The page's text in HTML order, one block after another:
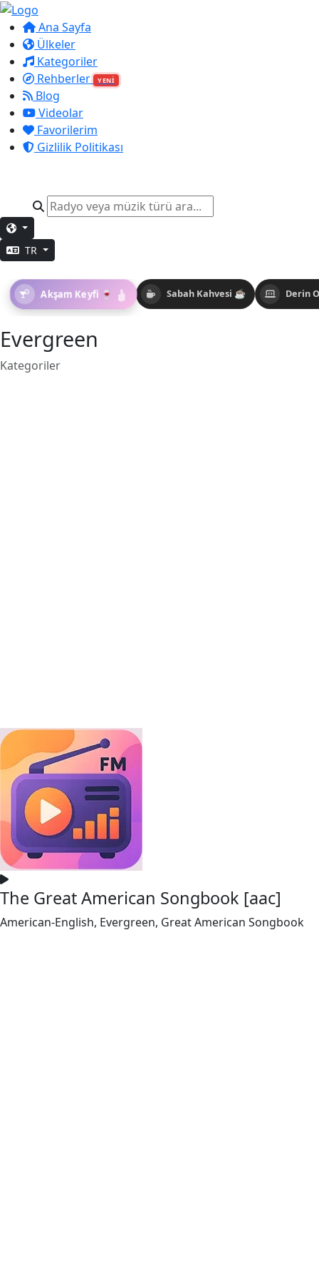
Ana Sayfa
Ülkeler
Kategoriler
Rehberler
YENİ
Blog
Videolar
Favorilerim
Gizlilik Politikası
TR
Sabah Kahvesi ☕ Derin
Akşam Keyfi 🍷
Evergreen
Kategoriler
The Great American Songbook [aac]
American-English, Evergreen, Great American Songbook